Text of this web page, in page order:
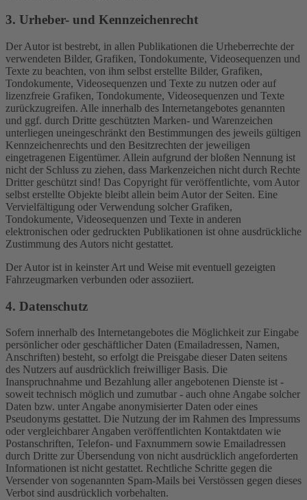
3. Urheber- und Kennzeichenrecht
Der Autor ist bestrebt, in allen Publikationen die Urheberrechte der
verwendeten Bilder, Grafiken, Tondokumente, Videosequenzen und
Texte zu beachten, von ihm selbst erstellte Bilder, Grafiken,
Tondokumente, Videosequenzen und Texte zu nutzen oder auf
lizenzfreie Grafiken, Tondokumente, Videosequenzen und Texte
zurückzugreifen. Alle innerhalb des Internetangebotes genannten
und ggf. durch Dritte geschützten Marken- und Warenzeichen
unterliegen uneingeschränkt den Bestimmungen des jeweils gültigen
Kennzeichenrechts und den Besitzrechten der jeweiligen
eingetragenen Eigentümer. Allein aufgrund der bloßen Nennung ist
nicht der Schluss zu ziehen, dass Markenzeichen nicht durch Rechte
Dritter geschützt sind! Das Copyright für veröffentlichte, vom Autor
selbst erstellte Objekte bleibt allein beim Autor der Seiten. Eine
Vervielfältigung oder Verwendung solcher Grafiken,
Tondokumente, Videosequenzen und Texte in anderen
elektronischen oder gedruckten Publikationen ist ohne ausdrückliche
Zustimmung des Autors nicht gestattet.
Der Autor ist in keinster Art und Weise mit eventuell gezeigten
Fahrzeugmarken verbunden oder assoziiert.
4. Datenschutz
Sofern innerhalb des Internetangebotes die Möglichkeit zur Eingabe
persönlicher oder geschäftlicher Daten (Emailadressen, Namen,
Anschriften) besteht, so erfolgt die Preisgabe dieser Daten seitens
des Nutzers auf ausdrücklich freiwilliger Basis. Die
Inanspruchnahme und Bezahlung aller angebotenen Dienste ist -
soweit technisch möglich und zumutbar - auch ohne Angabe solcher
Daten bzw. unter Angabe anonymisierter Daten oder eines
Pseudonyms gestattet. Die Nutzung der im Rahmen des Impressums
oder vergleichbarer Angaben veröffentlichten Kontaktdaten wie
Postanschriften, Telefon- und Faxnummern sowie Emailadressen
durch Dritte zur Übersendung von nicht ausdrücklich angeforderten
Informationen ist nicht gestattet. Rechtliche Schritte gegen die
Versender von sogenannten Spam-Mails bei Verstössen gegen dieses
Verbot sind ausdrücklich vorbehalten.